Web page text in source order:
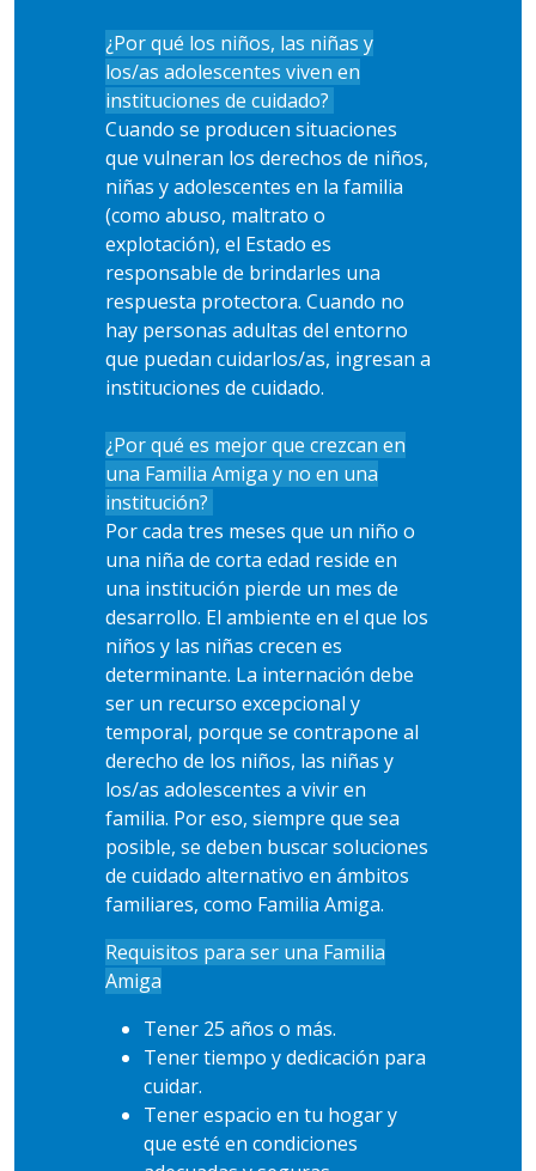
¿Por qué los niños, las niñas y
los/as adolescentes viven en
instituciones de cuidado?
Cuando se producen situaciones
que vulneran los derechos de niños,
niñas y adolescentes en la familia
(como abuso, maltrato o
explotación), el Estado es
responsable de brindarles una
respuesta protectora. Cuando no
hay personas adultas del entorno
que puedan cuidarlos/as, ingresan a
instituciones de cuidado.
¿Por qué es mejor que crezcan en
una Familia Amiga y no en una
institución?
Por cada tres meses que un niño o
una niña de corta edad reside en
una institución pierde un mes de
desarrollo. El ambiente en el que los
niños y las niñas crecen es
determinante. La internación debe
ser un recurso excepcional y
temporal, porque se contrapone al
derecho de los niños, las niñas y
los/as adolescentes a vivir en
familia. Por eso, siempre que sea
posible, se deben buscar soluciones
de cuidado alternativo en ámbitos
familiares, como Familia Amiga.
Requisitos para ser una Familia
Amiga
Tener 25 años o más.
Tener tiempo y dedicación para
cuidar.
Tener espacio en tu hogar y
que esté en condiciones